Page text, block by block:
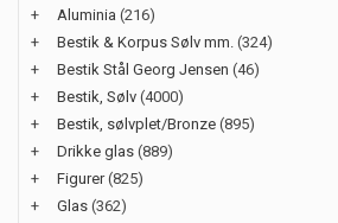
+ Aluminia (216)
+
Bestik & Korpus Sølv mm. (324)
+
Bestik Stål Georg Jensen (46)
+
Bestik, Sølv (4000)
+
Bestik, sølvplet/Bronze (895)
+
Drikke glas (889)
+
Figurer(825)
+
Glas (362)